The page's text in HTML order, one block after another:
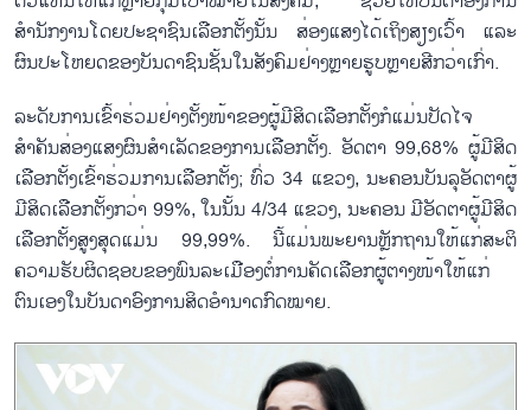
ສຳນັກງານໂດຍປະຊາຊົນເລືອກຕັ້ງນັ້ນ ສ່ອງແສງໄດ້ເຖິງສຽງເວົ້າ ແລະ
ຜົນປະໂຫຍດຂອງບັນດາຊົນຊັ້ນໃນສັງຄົມຢ່າງຫຼາຍຮູບຫຼາຍສີກວ່າເກົ່າ.
ລະດັບການເຂົ້າຮ່ວມຢ່າງຕັ້ງໜ້າຂອງຜູ້ມີສິດເລືອກຕັ້ງກໍແມ່ນປັດໄຈ
ສຳຄັນສ່ອງແສງຜົນສຳເລັດຂອງການເລືອກຕັ້ງ. ອັດຕາ 99,68% ຜູ້ມີສິດ
ເລືອກຕັ້ງເຂົ້າຮ່ວມການເລືອກຕັ້ງ; ທົ່ວ 34 ແຂວງ, ນະຄອນບັນລຸອັດຕາຜູ້
ມີສິດເລືອກຕັ້ງກວ່າ 99%, ໃນນັ້ນ 4/34 ແຂວງ, ນະຄອນ ມີອັດຕາຜູ້ມີສິດ
ເລືອກຕັ້ງສູງສຸດແມ່ນ 99,99%. ນີ້ແມ່ນພະຍານຫຼັກຖານໃຫ້ແກ່ສະຕິ
ຄວາມຮັບຜິດຊອບຂອງພົນລະເມືອງຕໍ່ການຄັດເລືອກຜູ້ຕາງໜ້າໃຫ້ແກ່
ຕົນເອງໃນບັນດາອົງການສິດອຳນາດກົດໝາຍ.